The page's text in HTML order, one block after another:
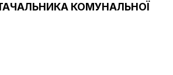
КОМУНАЛЬНОЇ